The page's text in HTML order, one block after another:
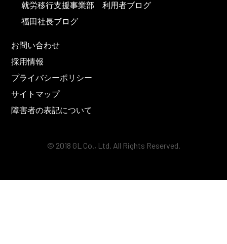
就労移行支援事業部 利用者ブログ
福田社長ブログ
お問い合わせ
採用情報
プライバシーポリシー
サイトマップ
障害者の表記について
© 2018 GL Co., Ltd. All Rights Reserved.